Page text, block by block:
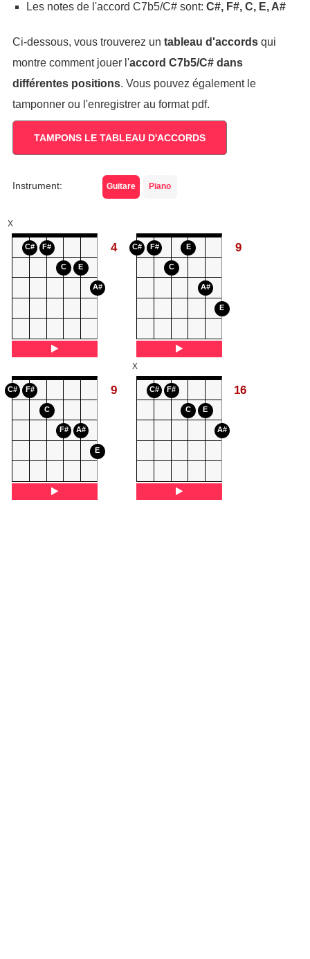
Les notes de l'accord C7b5/C# sont: C#, F#, C, E, A#
Ci-dessous, vous trouverez un tableau d'accordsqui
montre comment jouer l'accord C7b5/C#dans
différentes positions. Vous pouvez également le
tamponner ou l'enregistrer au format pdf.
TAMPONS LE TABLEAU D'ACCORDS
Instrument: Guitare Piano
C# F#
C E
A#
X
4 C# F#
C
E
A#
E
9
C# F#
C
F# A#
E
9 C# F#
C E
A#
X
16